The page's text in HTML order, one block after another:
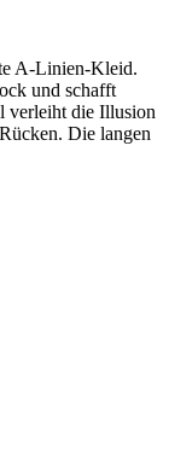
A-Linien-Kleid.
und schafft
verleiht die Illusion
Die langen